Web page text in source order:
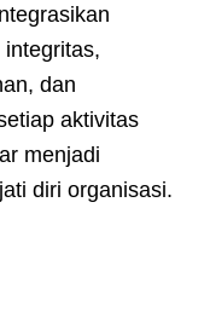
dan
aktivitas
menjadi
diri organisasi.